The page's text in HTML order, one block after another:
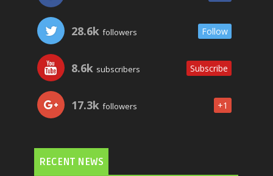
28.6k followers Follow
8.6k subscribers Subscribe
17.3k followers +1
RECENT NEWS